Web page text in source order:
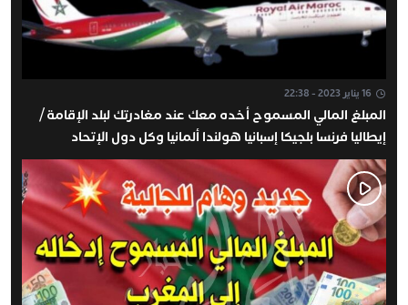
16 يناير 2023 - 22:38
المبلغ المالي المسموح أخده معك عند مغادرتك لبلد الإقامة /
إيطاليا فرنسا بلجيكا إسبانيا هولندا ألمانيا وكل دول الإتحاد
الأوروبي